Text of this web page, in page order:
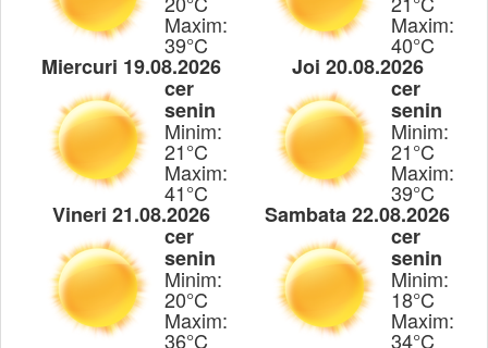
Maxim:
39°C
Maxim:
40°C
Miercuri 19.08.2026
cer
senin
Minim:
21°C
Maxim:
41°C
Joi 20.08.2026
cer
senin
Minim:
21°C
Maxim:
39°C
Vineri 21.08.2026
cer
senin
Minim:
20°C
Maxim:
36°C
Sambata 22.08.2026
cer
senin
Minim:
18°C
Maxim:
34°C